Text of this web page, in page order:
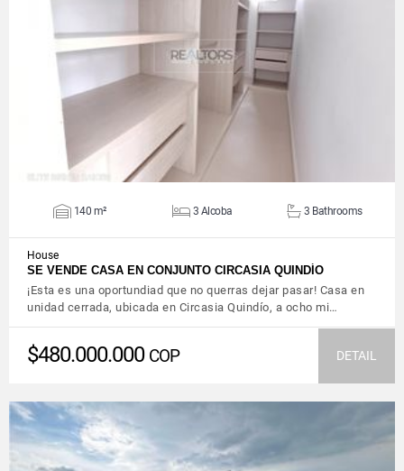
VIEW DETAILS
140 m² 3 Alcoba 3 Bathrooms
House
SE VENDE CASA EN CONJUNTO CIRCASIA QUINDÍO
¡Esta es una oportundiad que no querras dejar pasar! Casa en
unidad cerrada, ubicada en Circasia Quindío, a ocho mi…
$480.000.000 COP DETAIL